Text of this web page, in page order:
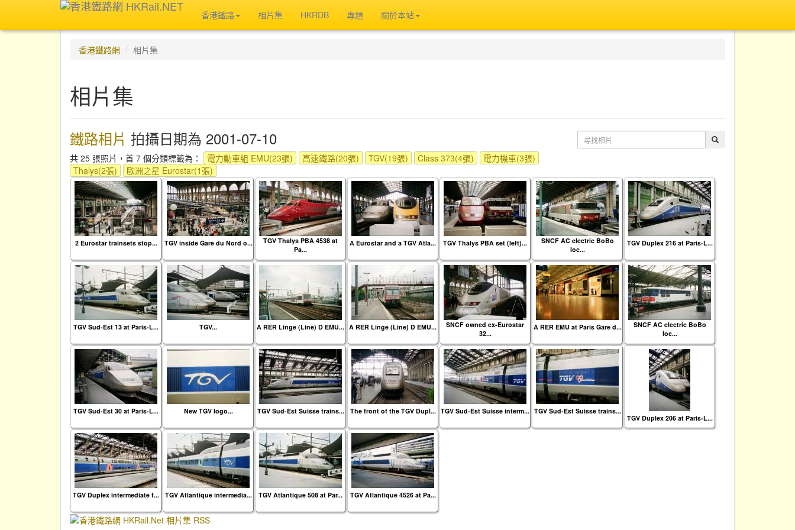
香港鐵路 相片集 HKRDB 專題 關於本站
香港鐵路網 相片集
相片集
鐵路相片 拍攝日期為 2001-07-10
共 25 張照片，首 7 個分類標籤為： 電力動車組 EMU(23張) 高速鐵路(20張) TGV(19張) Class 373(4張)
電力機車(3張)
Thalys(2張)
歐洲之星 Eurostar(1張)
2 Eurostar trainsets stop... TGV inside Gare du Nord o...
TGV Thalys PBA 4538 at
Pa...
A Eurostar and a TGV Atla... TGV Thalys PBA set (left)...
SNCF AC electric BoBo
loc...
TGV Duplex 216 at Paris-L...
TGV Sud-Est 13 at Paris-L... TGV... A RER Linge (Line) D EMU... A RER Linge (Line) D EMU...
SNCF owned ex-Eurostar
32...
A RER EMU at Paris Gare d...
SNCF AC electric BoBo
loc...
TGV Sud-Est 30 at Paris-L... New TGV logo... TGV Sud-Est Suisse trains... The front of the TGV Dupl... TGV Sud-Est Suisse interm... TGV Sud-Est Suisse trains...
TGV Duplex 206 at Paris-L...
TGV Duplex intermediate f... TGV Atlantique intermedia... TGV Atlantique 508 at Par... TGV Atlantique 4526 at Pa...